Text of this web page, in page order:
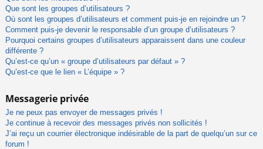
Que sont les groupes d’utilisateurs ?
Où sont les groupes d’utilisateurs et comment puis-je en rejoindre un ?
Comment puis-je devenir le responsable d’un groupe d’utilisateurs ?
Pourquoi certains groupes d’utilisateurs apparaissent dans une couleur
différente ?
Qu’est-ce qu’un « groupe d’utilisateurs par défaut » ?
Qu’est-ce que le lien « L’équipe » ?
Messagerie privée
Je ne peux pas envoyer de messages privés !
Je continue à recevoir des messages privés non sollicités !
J’ai reçu un courrier électronique indésirable de la part de quelqu’un sur ce
forum !